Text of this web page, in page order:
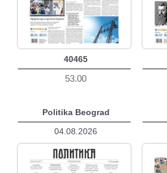
40465
53.00
Politika Beograd
04.08.2026